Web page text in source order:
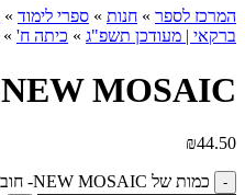
המרכז לספר » חנות » ספרי לימוד »
ברקאי | מעודכן תשפ"ג » כיתה ח' »
NEW MOSAIC- חוברת עבודה
₪44.50
כמות של NEW MOSAIC- חוברת עבודה